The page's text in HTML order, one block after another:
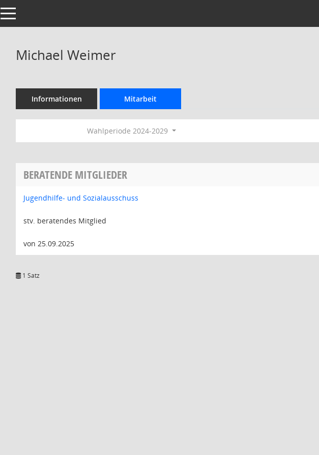
Toggle navigation
Michael Weimer
Informationen Mitarbeit
Wahlperiode 2024-2029
BERATENDE MITGLIEDER
Jugendhilfe- und Sozialausschuss
stv. beratendes Mitglied
von 25.09.2025
1 Satz